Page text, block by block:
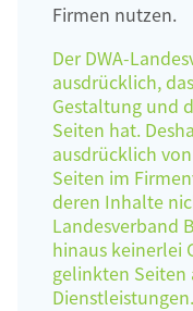
Firmen nutzen.
Der DWA-
ausdrücklich,
Gestaltung und
Seiten hat.
ausdrücklich
Seiten im
deren Inhalte
Landesverband
hinaus keinerlei
gelinkten
Dienstleistungen.